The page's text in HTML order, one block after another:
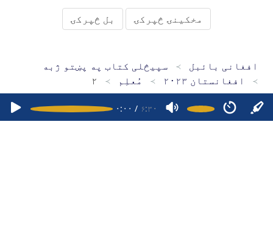
۰:۰۰ / ۶:۳۰
مخکینۍ څپرکۍ بل څپرکۍ
افغانی بائبل
سپیڅلی کتاب په پښتو ژبه
افغانستان ۲۰۲۳
مُعلِم ۲